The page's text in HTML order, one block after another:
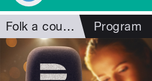
Folk a country Program